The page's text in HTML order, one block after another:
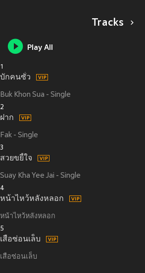
Tracks
Play All
1
บักคนซั่ว
Buk Khon Sua - Single
2
ฝาก
Fak - Single
3
สวยขยี้ใจ
Suay Kha Yee Jai - Single
4
หน้าไหว้หลังหลอก
หน้าไหว้หลังหลอก
5
เสือซ่อนเล็บ
เสือซ่อนเล็บ